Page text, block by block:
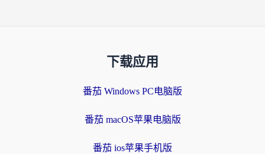
下载应用
番茄 Windows PC电脑版
番茄 macOS苹果电脑版
番茄 ios苹果手机版